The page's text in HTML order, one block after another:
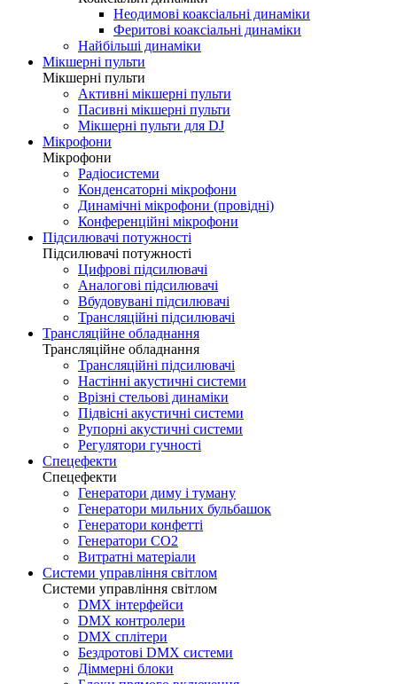
Неодимові коаксіальні динаміки
Феритові коаксіальні динаміки
Найбільші динаміки
Мікшерні пульти
Мікшерні пульти
Активні мікшерні пульти
Пасивні мікшерні пульти
Мікшерні пульти для DJ
Мікрофони
Мікрофони
Радіосистеми
Конденсаторні мікрофони
Динамічні мікрофони (провідні)
Конференційні мікрофони
Підсилювачі потужності
Підсилювачі потужності
Цифрові підсилювачі
Аналогові підсилювачі
Вбудовувані підсилювачі
Трансляційні підсилювачі
Трансляційне обладнання
Трансляційне обладнання
Трансляційні підсилювачі
Настінні акустичні системи
Врізні стельові динаміки
Підвісні акустичні системи
Рупорні акустичні системи
Регулятори гучності
Спецефекти
Спецефекти
Генератори диму і туману
Генератори мильних бульбашок
Генератори конфетті
Генератори CO2
Витратні матеріали
Системи управління світлом
Системи управління світлом
DMX інтерфейси
DMX контролери
DMX сплітери
Бездротові DMX системи
Діммерні блоки